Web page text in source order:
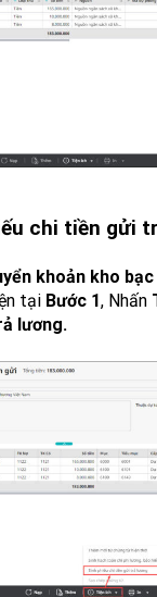
chi tiền gửi
khoản kho
tại Bước 1, Nhấn
lương.